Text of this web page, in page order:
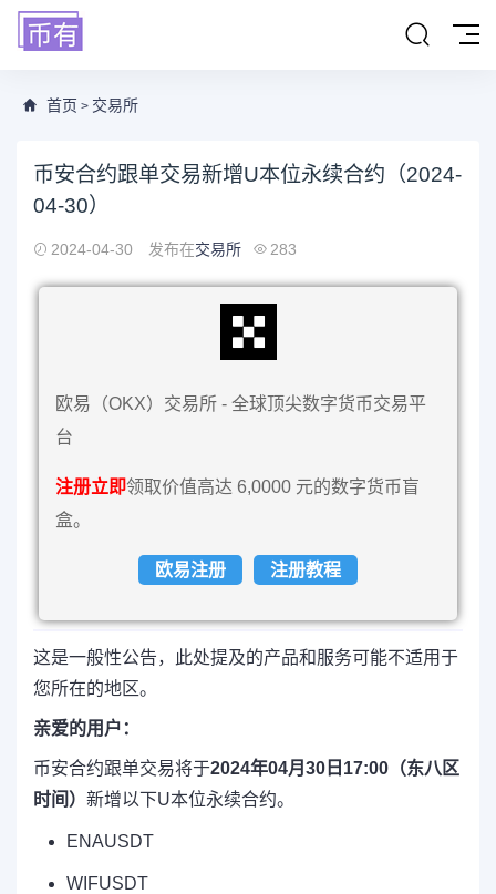
首页 > 交易所
币安合约跟单交易新增U本位永续合约（2024-
04-30）
2024-04-30 发布在交易所 283
欧易（OKX）交易所 - 全球顶尖数字货币交易平
台
注册立即领取价值高达 6,0000 元的数字货币盲
盒。
欧易注册 注册教程
这是一般性公告，此处提及的产品和服务可能不适用于
您所在的地区。
亲爱的用户：
币安合约跟单交易将于2024年04月30日17:00（东八区
时间） 新增以下U本位永续合约。
ENAUSDT
WIFUSDT